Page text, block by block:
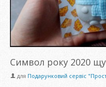
Символ року 2020
для Подарунковий сервіс